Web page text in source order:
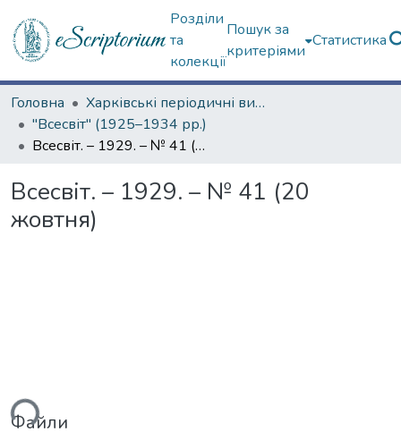
Розділи
та
колекції
Пошук за
критеріями
Статистика
Головна
Харківські періодичні видання
"Всесвіт" (1925–1934 рр.)
Всесвіт. – 1929. – № 41 (20 жовтня)
Всесвіт. – 1929. – № 41 (20
жовтня)
Файли